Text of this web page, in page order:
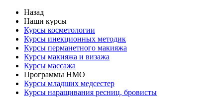
Назад
Наши курсы
Курсы косметологии
Курсы инекционных методик
Курсы перманетного макияжа
Курсы макияжа и визажа
Курсы массажа
Программы НМО
Курсы младших медсестер
Курсы наращивания ресниц, бровисты